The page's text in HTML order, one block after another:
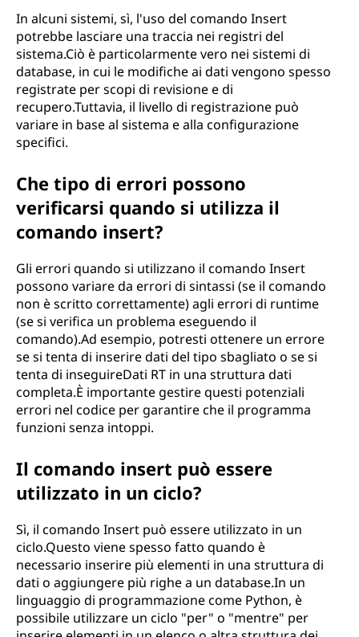
In alcuni sistemi, sì, l'uso del comando Insert
potrebbe lasciare una traccia nei registri del
sistema.Ciò è particolarmente vero nei sistemi di
database, in cui le modifiche ai dati vengono spesso
registrate per scopi di revisione e di
recupero.Tuttavia, il livello di registrazione può
variare in base al sistema e alla configurazione
specifici.
Che tipo di errori possono
verificarsi quando si utilizza il
comando insert?
Gli errori quando si utilizzano il comando Insert
possono variare da errori di sintassi (se il comando
non è scritto correttamente) agli errori di runtime
(se si verifica un problema eseguendo il
comando).Ad esempio, potresti ottenere un errore
se si tenta di inserire dati del tipo sbagliato o se si
tenta di inseguireDati RT in una struttura dati
completa.È importante gestire questi potenziali
errori nel codice per garantire che il programma
funzioni senza intoppi.
Il comando insert può essere
utilizzato in un ciclo?
Sì, il comando Insert può essere utilizzato in un
ciclo.Questo viene spesso fatto quando è
necessario inserire più elementi in una struttura di
dati o aggiungere più righe a un database.In un
linguaggio di programmazione come Python, è
possibile utilizzare un ciclo "per" o "mentre" per